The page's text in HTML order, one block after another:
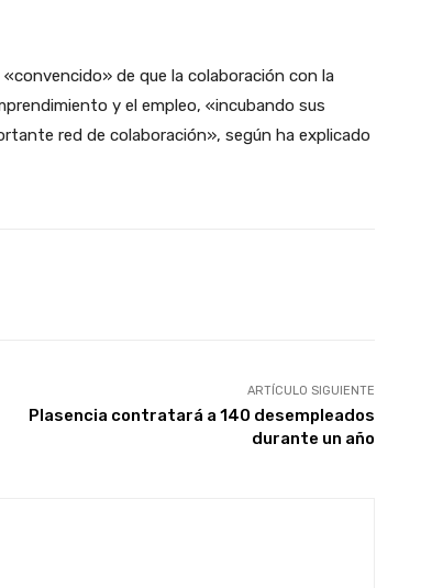
de que la colaboración con la
y el empleo, «incubando sus
red de colaboración», según ha explicado
ARTÍCULO SIGUIENTE
Plasencia contratará a 140 desempleados
durante un año